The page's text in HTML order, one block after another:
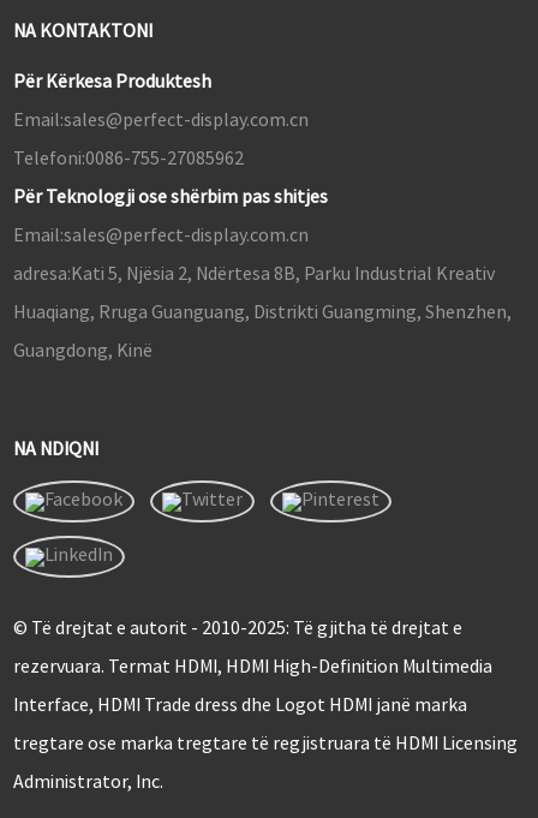
NA KONTAKTONI
Për Kërkesa Produktesh
Email:sales@perfect-display.com.cn
Telefoni:0086-755-27085962
Për Teknologji ose shërbim pas shitjes
Email:sales@perfect-display.com.cn
adresa:Kati 5, Njësia 2, Ndërtesa 8B, Parku Industrial Kreativ
Huaqiang, Rruga Guanguang, Distrikti Guangming, Shenzhen,
Guangdong, Kinë
NA NDIQNI
© Të drejtat e autorit - 2010-2025: Të gjitha të drejtat e
rezervuara. Termat HDMI, HDMI High-Definition Multimedia
Interface, HDMI Trade dress dhe Logot HDMI janë marka
tregtare ose marka tregtare të regjistruara të HDMI Licensing
Administrator, Inc.